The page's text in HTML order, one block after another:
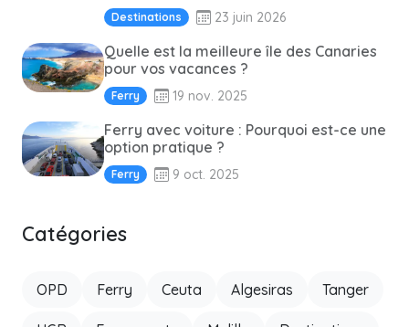
Destinations 23 juin 2026
Quelle est la meilleure île des Canaries
pour vos vacances ?
Ferry 19 nov. 2025
Ferry avec voiture : Pourquoi est-ce une
option pratique ?
Ferry 9 oct. 2025
Catégories
OPD Ferry Ceuta Algesiras Tanger